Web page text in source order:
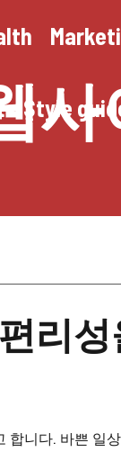
사
Style
리
니다. 바쁜 일